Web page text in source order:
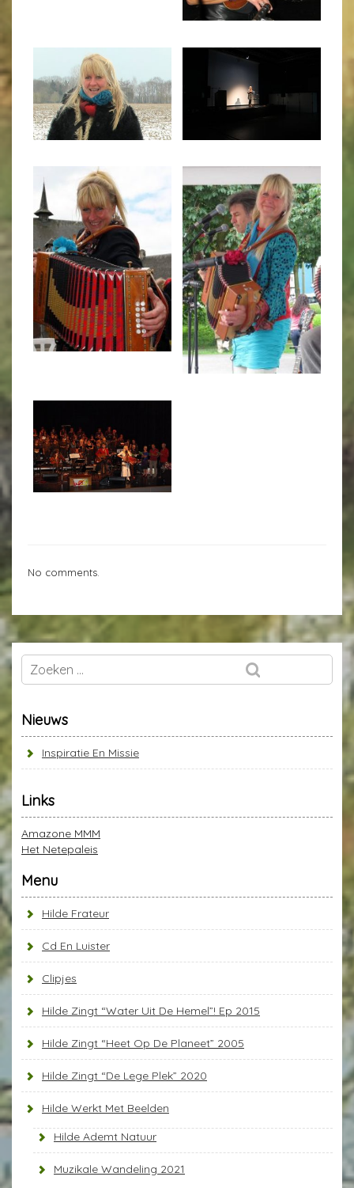
No comments.
Nieuws
Inspiratie En Missie
Links
Amazone MMM
Het Netepaleis
Menu
Hilde Frateur
Cd En Luister
Clipjes
Hilde Zingt “Water Uit De Hemel”! Ep 2015
Hilde Zingt “Heet Op De Planeet” 2005
Hilde Zingt “De Lege Plek” 2020
Hilde Werkt Met Beelden
Hilde Ademt Natuur
Muzikale Wandeling 2021